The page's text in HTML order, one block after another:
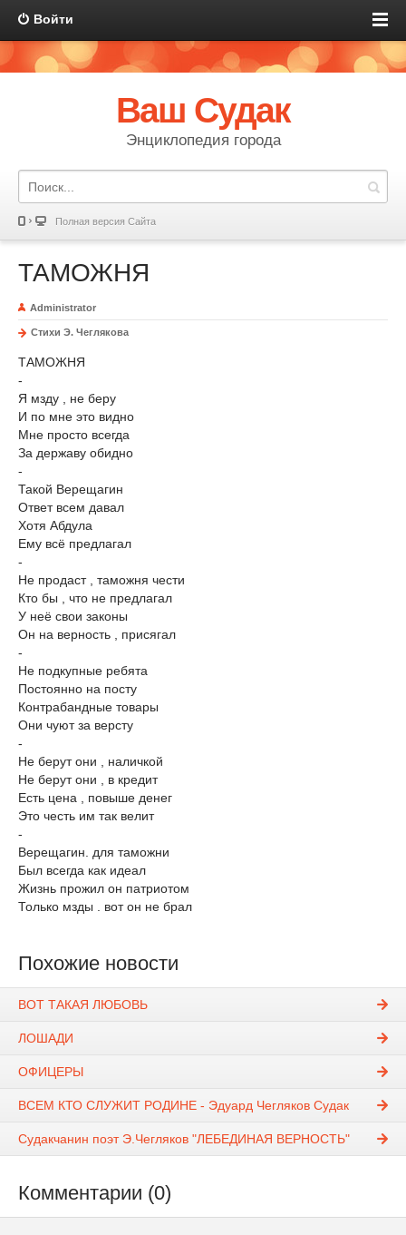
Войти
Ваш Судак
Энциклопедия города
Полная версия Сайта
ТАМОЖНЯ
Administrator
Стихи Э. Чеглякова
ТАМОЖНЯ
-
Я мзду , не беру
И по мне это видно
Мне просто всегда
За державу обидно
-
Такой Верещагин
Ответ всем давал
Хотя Абдула
Ему всё предлагал
-
Не продаст , таможня чести
Кто бы , что не предлагал
У неё свои законы
Он на верность , присягал
-
Не подкупные ребята
Постоянно на посту
Контрабандные товары
Они чуют за версту
-
Не берут они , наличкой
Не берут они , в кредит
Есть цена , повыше денег
Это честь им так велит
-
Верещагин. для таможни
Был всегда как идеал
Жизнь прожил он патриотом
Только мзды . вот он не брал
Похожие новости
ВОТ ТАКАЯ ЛЮБОВЬ
ЛОШАДИ
ОФИЦЕРЫ
ВСЕМ КТО СЛУЖИТ РОДИНЕ - Эдуард Чегляков Судак
Судакчанин поэт Э.Чегляков "ЛЕБЕДИНАЯ ВЕРНОСТЬ"
Комментарии (0)